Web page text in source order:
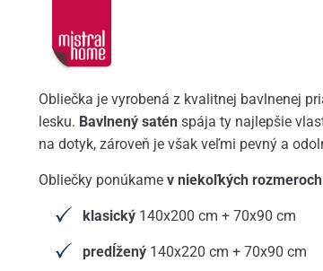
Obliečka je vyrobená z kvalitnej bavlnenej
lesku. Bavlnený satén spája ty najlepšie
na dotyk, zároveň je však veľmi pevný a
Obliečky ponúkame v niekoľkých
klasický140x200 cm + 70x90 cm
predĺžený140x220 cm + 70x90 cm